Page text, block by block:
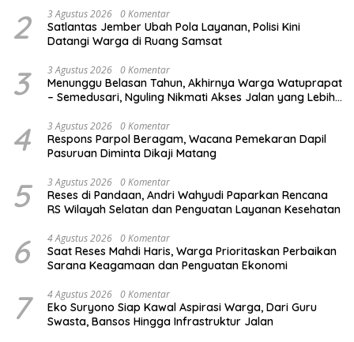
2 3 Agustus 2026 0 Komentar
Satlantas Jember Ubah Pola Layanan, Polisi Kini
Datangi Warga di Ruang Samsat
3 3 Agustus 2026 0 Komentar
Menunggu Belasan Tahun, Akhirnya Warga Watuprapat
– Semedusari, Nguling Nikmati Akses Jalan yang Lebih
4 3 Agustus 2026 0 Komentar
Respons Parpol Beragam, Wacana Pemekaran Dapil
Pasuruan Diminta Dikaji Matang
5 3 Agustus 2026 0 Komentar
Reses di Pandaan, Andri Wahyudi Paparkan Rencana
RS Wilayah Selatan dan Penguatan Layanan Kesehatan
6 4 Agustus 2026 0 Komentar
Saat Reses Mahdi Haris, Warga Prioritaskan Perbaikan
Sarana Keagamaan dan Penguatan Ekonomi
7 4 Agustus 2026 0 Komentar
Eko Suryono Siap Kawal Aspirasi Warga, Dari Guru
Swasta, Bansos Hingga Infrastruktur Jalan